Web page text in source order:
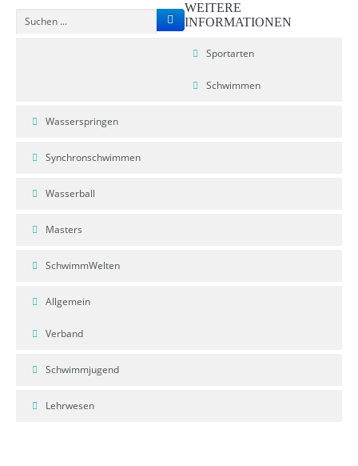
WEITERE
INFORMATIONEN
Sportarten
Schwimmen
Wasserspringen
Synchronschwimmen
Wasserball
Masters
SchwimmWelten
Allgemein
Verband
Schwimmjugend
Lehrwesen